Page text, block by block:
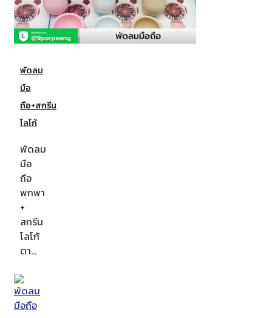
พัดลม
มือ
ถือ+สกรีน
โลโก้
พัดลม
มือ
ถือ
พกพา
+
สกรีน
โลโก้
ตา…